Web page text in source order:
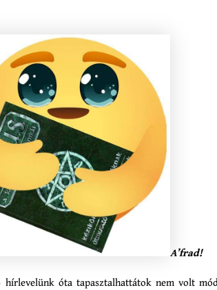
hírlevelünk óta tapasztalhattátok nem volt